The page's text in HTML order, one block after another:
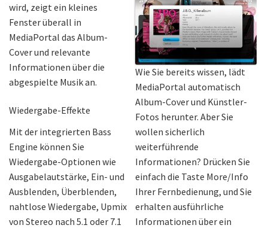
wird, zeigt ein kleines
Fenster überall in
MediaPortal das Album-
Cover und relevante
Informationen über die
abgespielte Musik an.
Wiedergabe-Effekte
Mit der integrierten Bass
Engine können Sie
Wiedergabe-Optionen wie
Ausgabelautstärke, Ein- und
Ausblenden, Überblenden,
nahtlose Wiedergabe, Upmix
von Stereo nach 5.1 oder 7.1
Wie Sie bereits wissen, lädt
MediaPortal automatisch
Album-Cover und Künstler-
Fotos herunter. Aber Sie
wollen sicherlich
weiterführende
Informationen? Drücken Sie
einfach die Taste More/Info
Ihrer Fernbedienung, und Sie
erhalten ausführliche
Informationen über ein